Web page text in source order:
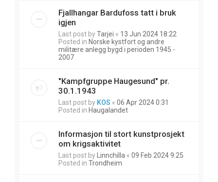
Fjallhangar Bardufoss tatt i bruk
igjen
Last post byTarjei « 13 Jun 2024 18:22
Posted in Norske kystfort og andre
militære anlegg bygd i perioden 1945 -
2007
"Kampfgruppe Haugesund" pr.
30.1.1943
Last post by KOS « 06 Apr 2024 0:31
Posted in Haugalandet
Informasjon til stort kunstprosjekt
om krigsaktivitet
Last post by Linnchilla « 09 Feb 2024 9:25
Posted in Trondheim